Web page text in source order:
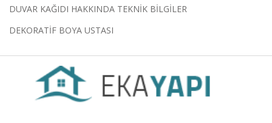
DUVAR KAĞIDI HAKKINDA TEKNİK BİLGİLER
DEKORATİF BOYA USTASI